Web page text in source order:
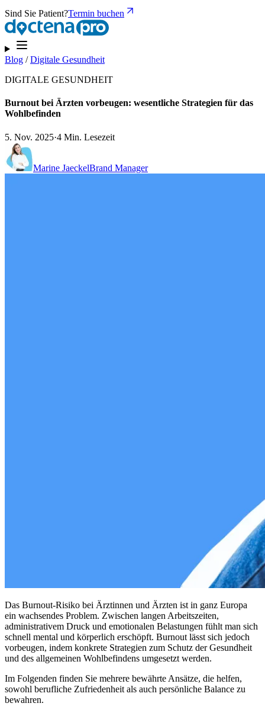
Sind Sie Patient?Termin buchen
Blog /Digitale Gesundheit
DIGITALE GESUNDHEIT
Burnout bei Ärzten vorbeugen: wesentliche Strategien für das
Wohlbefinden
5. Nov. 2025·4 Min. Lesezeit
Marine JaeckelBrand Manager
Das Burnout-Risiko bei Ärztinnen und Ärzten ist in ganz Europa
ein wachsendes Problem. Zwischen langen Arbeitszeiten,
administrativem Druck und emotionalen Belastungen fühlt man sich
schnell mental und körperlich erschöpft. Burnout lässt sich jedoch
vorbeugen, indem konkrete Strategien zum Schutz der Gesundheit
und des allgemeinen Wohlbefindens umgesetzt werden.
Im Folgenden finden Sie mehrere bewährte Ansätze, die helfen,
sowohl berufliche Zufriedenheit als auch persönliche Balance zu
bewahren.